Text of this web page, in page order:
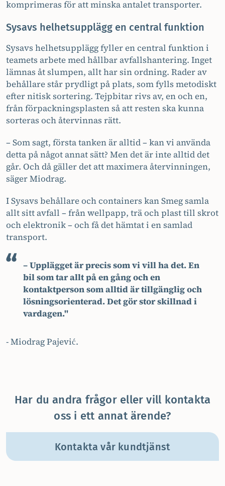
komprimeras för att minska antalet transporter.
Sysavs helhetsupplägg en central funktion
Sysavs helhetsupplägg fyller en central funktion i
teamets arbete med hållbar avfallshantering. Inget
lämnas åt slumpen, allt har sin ordning. Rader av
behållare står prydligt på plats, som fylls metodiskt
efter nitisk sortering. Tejpbitar rivs av, en och en,
från förpackningsplasten så att resten ska kunna
sorteras och återvinnas rätt.
– Som sagt, första tanken är alltid – kan vi använda
detta på något annat sätt? Men det är inte alltid det
går. Och då gäller det att maximera återvinningen,
säger Miodrag.
I Sysavs behållare och containers kan Smeg samla
allt sitt avfall – från wellpapp, trä och plast till skrot
och elektronik – och få det hämtat i en samlad
transport.
– Upplägget är precis som vi vill ha det. En
bil som tar allt på en gång och en
kontaktperson som alltid är tillgänglig och
lösningsorienterad. Det gör stor skillnad i
vardagen.
- Miodrag Pajević.
Har du andra frågor eller vill kontakta
oss i ett annat ärende?
Kontakta vår kundtjänst